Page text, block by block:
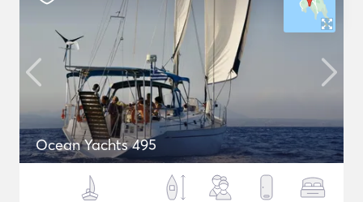
Ocean Yachts 495